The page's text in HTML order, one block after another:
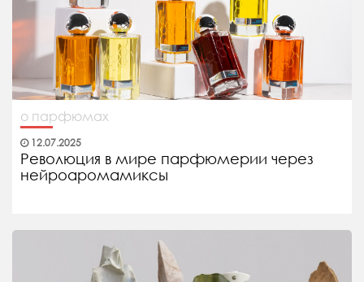
о парфюмах
12.07.2025
Революция в мире парфюмерии через
нейроаромамиксы